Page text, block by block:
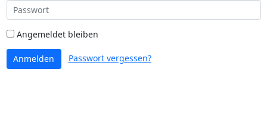
Angemeldet bleiben
Anmelden Passwort vergessen?